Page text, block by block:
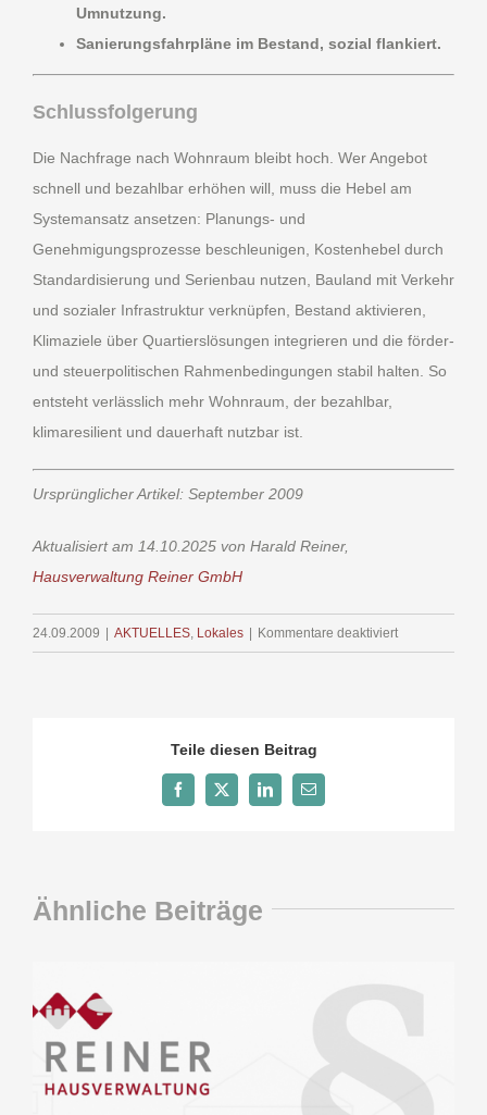
Umnutzung.
Sanierungsfahrpläne im Bestand, sozial flankiert.
Schlussfolgerung
Die Nachfrage nach Wohnraum bleibt hoch. Wer Angebot
schnell und bezahlbar erhöhen will, muss die Hebel am
Systemansatz ansetzen: Planungs- und
Genehmigungsprozesse beschleunigen, Kostenhebel durch
Standardisierung und Serienbau nutzen, Bauland mit Verkehr
und sozialer Infrastruktur verknüpfen, Bestand aktivieren,
Klimaziele über Quartierslösungen integrieren und die förder-
und steuerpolitischen Rahmenbedingungen stabil halten. So
entsteht verlässlich mehr Wohnraum, der bezahlbar,
klimaresilient und dauerhaft nutzbar ist.
Ursprünglicher Artikel: September 2009
Aktualisiert am 14.10.2025 von Harald Reiner,
Hausverwaltung Reiner GmbH
24.09.2009 AKTUELLES, Lokales Kommentare deaktiviertfür
Teile diesen Beitrag
Facebook
X LinkedIn
E-
Mail
Ähnliche Beiträge